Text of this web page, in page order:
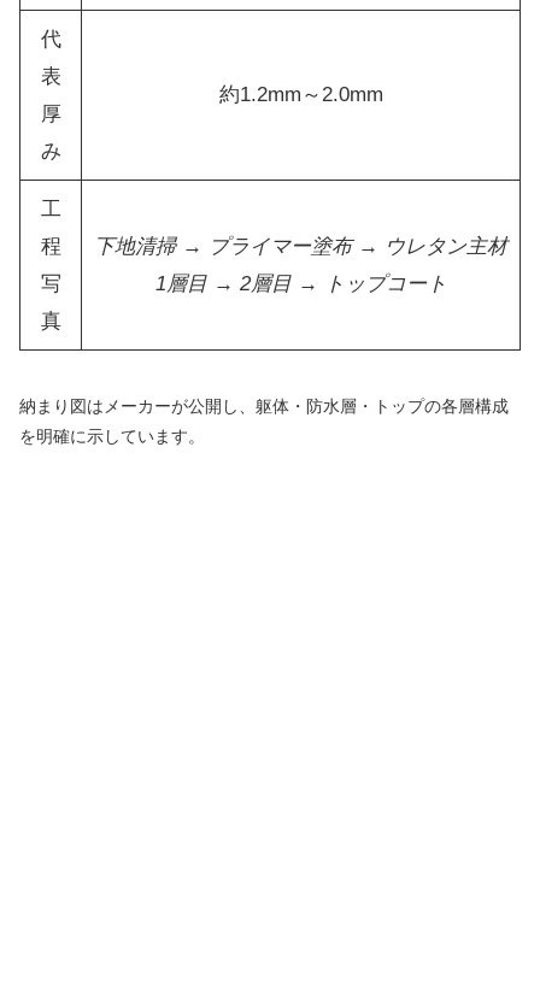
代
表
厚
み
約1.2mm～2.0mm
工
程
写
真
下地清掃 → プライマー塗布 → ウレタン主材
1層目 → 2層目 → トップコート
納まり図はメーカーが公開し、躯体・防水層・トップの各層構成
を明確に示しています。